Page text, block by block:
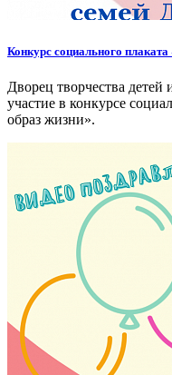
Конкурс социального
Дворец творчества
участие в конкурсе
образ жизни».